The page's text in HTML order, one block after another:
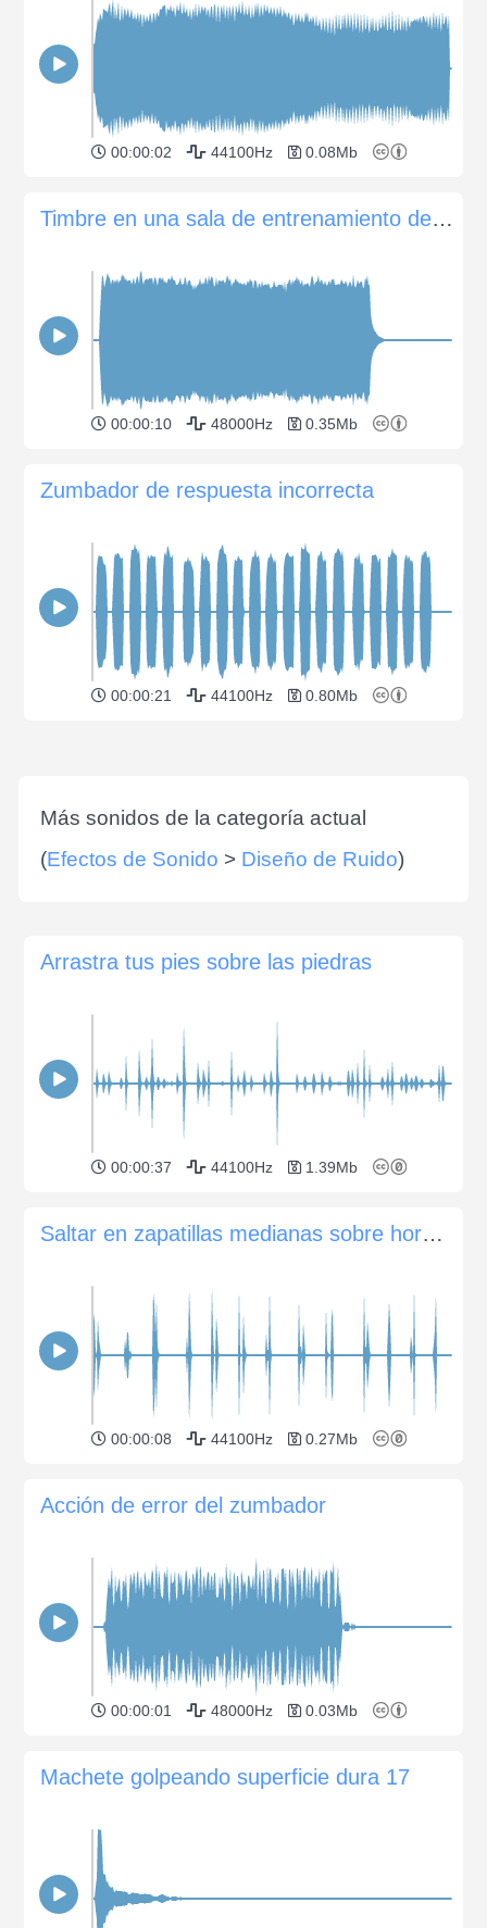
00:00:02 44100Hz 0.08Mb
Timbre en una sala de entrenamiento de boxeo
00:00:10 48000Hz 0.35Mb
Zumbador de respuesta incorrecta
00:00:21 44100Hz 0.80Mb
Más sonidos de la categoría actual
(Efectos de Sonido > Diseño de Ruido)
Arrastra tus pies sobre las piedras
00:00:37 44100Hz 1.39Mb
Saltar en zapatillas medianas sobre hormigón
00:00:08 44100Hz 0.27Mb
Acción de error del zumbador
00:00:01 48000Hz 0.03Mb
Machete golpeando superficie dura 17